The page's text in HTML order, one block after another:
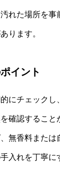
れた場所を事
ります。
イント
にチェックし
確認すること
無香料または
入れを丁寧に